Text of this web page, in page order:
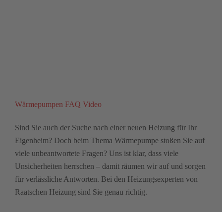
Wärmepumpen FAQ Video
Sind Sie auch der Suche nach einer neuen Heizung für Ihr
Eigenheim? Doch beim Thema Wärmepumpe stoßen Sie auf
viele unbeantwortete Fragen? Uns ist klar, dass viele
Unsicherheiten herrschen – damit räumen wir auf und sorgen
für verlässliche Antworten. Bei den Heizungsexperten von
Raatschen Heizung sind Sie genau richtig.